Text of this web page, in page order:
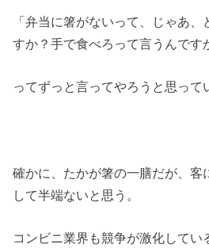
「弁当に箸がないって、じゃあ
すか？手で食べろって言うんです
ってずっと言ってやろうと思って
確かに、たかが箸の一膳だが、客
して半端ないと思う。
コンビニ業界も競争が激化してい